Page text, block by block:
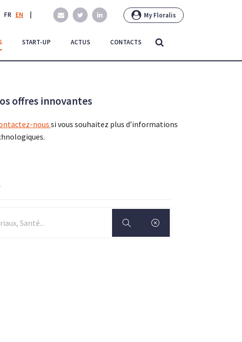
FR EN My Floralis
START-UP ACTUS CONTACTS
offres innovantes
noussi vous souhaitez plus d’informations